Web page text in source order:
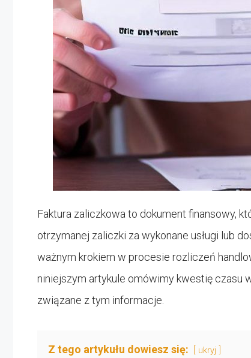
Faktura zaliczkowa to dokument finansowy,
otrzymanej zaliczki za wykonane usługi lub
ważnym krokiem w procesie rozliczeń
niniejszym artykule omówimy kwestię czasu
związane z tym informacje.
Z tego artykułu dowiesz się: ukryj